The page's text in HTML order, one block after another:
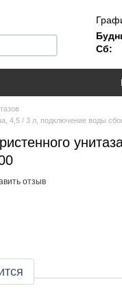
Сб:
4,5 / 3 л, подключение воды
отзыв